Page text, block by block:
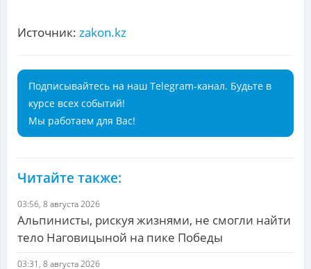
Источник: zakon.kz
Подписывайтесь на наш Telegram-канал. Будьте в
курсе всех событий!
Мы работаем для Вас!
Читайте также:
03:56, 8 августа 2026
Альпинисты, рискуя жизнями, не смогли найти
тело Наговицыной на пике Победы
03:31, 8 августа 2026